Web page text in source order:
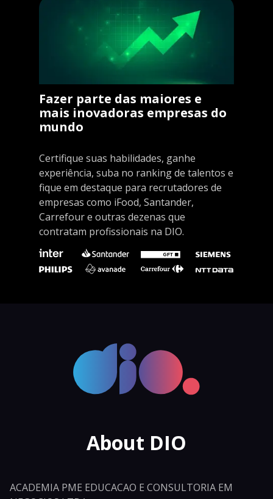
Fazer parte das maiores e
mais inovadoras empresas do
mundo
Certifique suas habilidades, ganhe
experiência, suba no ranking de talentos e
fique em destaque para recrutadores de
empresas como iFood, Santander,
Carrefour e outras dezenas que
contratam profissionais na DIO.
About DIO
ACADEMIA PME EDUCACAO E CONSULTORIA EM